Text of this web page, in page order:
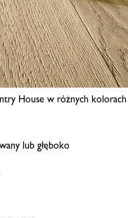
House w różnych kolorach
lub głęboko